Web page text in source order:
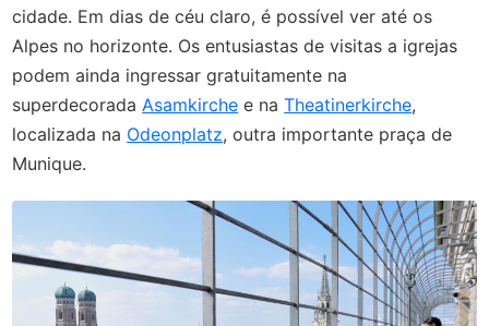
cidade. Em dias de céu claro, é possível ver até os
Alpes no horizonte. Os entusiastas de visitas a igrejas
podem ainda ingressar gratuitamente na
superdecoradaAsamkirche e naTheatinerkirche,
localizada na Odeonplatz, outra importante praça de
Munique.